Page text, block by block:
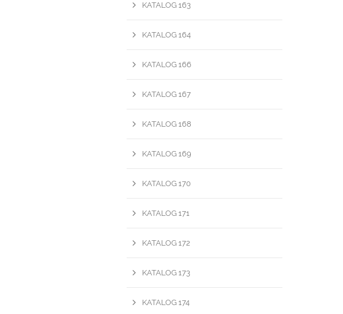
KATALOG 163
KATALOG 164
KATALOG 166
KATALOG 167
KATALOG 168
KATALOG 169
KATALOG 170
KATALOG 171
KATALOG 172
KATALOG 173
KATALOG 174